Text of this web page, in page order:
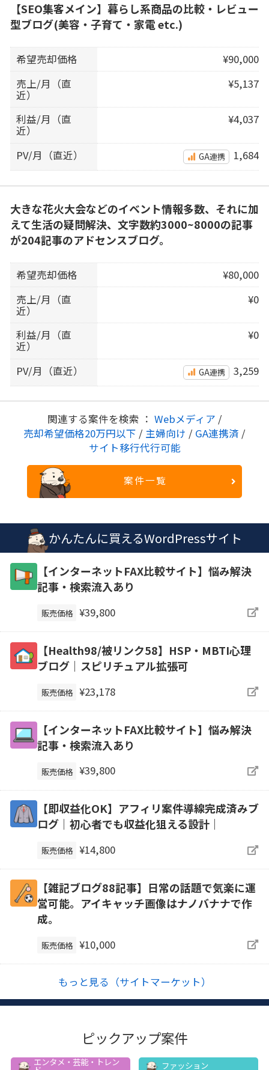
【SEO集客メイン】暮らし系商品の比較・レビュー
型ブログ(美容・子育て・家電 etc.)
希望売却価格
¥90,000
売上/月（直
近）
¥5,137
利益/月（直
近）
¥4,037
PV/月（直近） GA連携 1,684
大きな花火大会などのイベント情報多数、それに加
えて生活の疑問解決、文字数約3000~8000の記事
が204記事のアドセンスブログ。
希望売却価格
¥80,000
売上/月（直
近）
¥0
利益/月（直
近）
¥0
PV/月（直近） GA連携 3,259
関連する案件を検索 ： Webメディア /
売却希望価格20万円以下 / 主婦向け / GA連携済 /
サイト移行代行可能
案件一覧
かんたんに買えるWordPressサイト
【インターネットFAX比較サイト】悩み解決
記事・検索流入あり
販売価格 ¥39,800
【Health98/被リンク58】HSP・MBTI心理
ブログ｜スピリチュアル拡張可
販売価格 ¥23,178
【インターネットFAX比較サイト】悩み解決
記事・検索流入あり
販売価格 ¥39,800
【即収益化OK】アフィリ案件導線完成済みブ
ログ｜初心者でも収益化狙える設計｜
販売価格 ¥14,800
【雑記ブログ88記事】日常の話題で気楽に運
営可能。アイキャッチ画像はナノバナナで作
成。
販売価格 ¥10,000
もっと見る（サイトマーケット）
ピックアップ案件
エンタメ・芸能・トレン ファッション